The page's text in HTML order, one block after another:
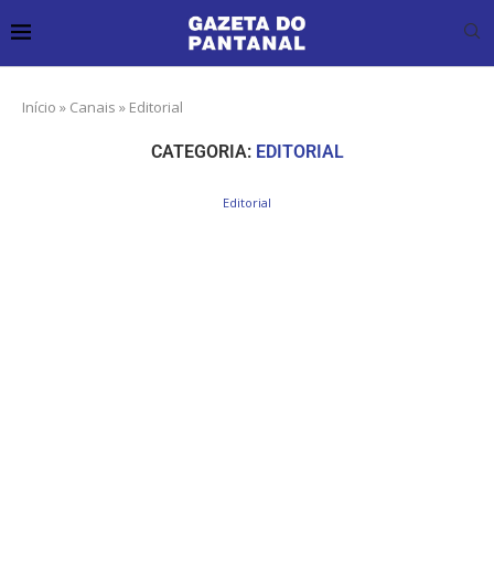
Início » Canais » Editorial
CATEGORIA: EDITORIAL
Editorial